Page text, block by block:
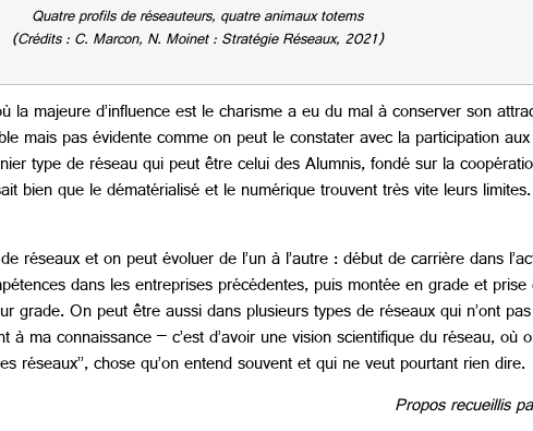
Quatre profils de réseauteurs, quatre animaux totems
(Crédits : C. Marcon, N. Moinet : Stratégie Réseaux, 2021)
majeure d’influence est le charisme a eu du mal à conserver son
mais pas évidente comme on peut le constater avec la participation
type de réseau qui peut être celui des Alumnis, fondé sur la
bien que le dématérialisé et le numérique trouvent très vite leurs
réseaux et on peut évoluer de l’un à l’autre : début de carrière dans
dans les entreprises précédentes, puis montée en grade et
On peut être aussi dans plusieurs types de réseaux qui n’ont
ma connaissance – c’est d’avoir une vision scientifique du réseau,
réseaux’’, chose qu’on entend souvent et qui ne veut pourtant rien dire.
Propos recueillis